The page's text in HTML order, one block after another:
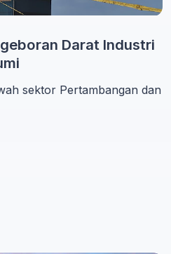
Darat Industri
sektor Pertambangan dan